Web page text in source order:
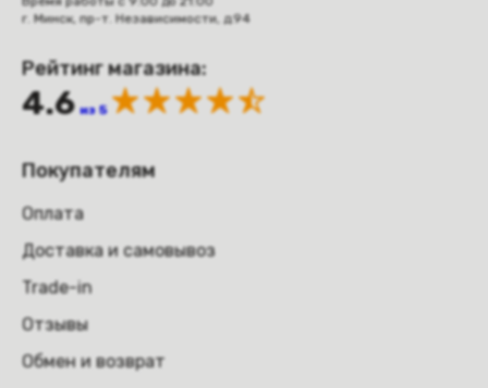
г. Минск, пр-т. Независимости, д.94
Рейтинг магазина:
4.6 из 5
Покупателям
Оплата
Доставка и самовывоз
Trade-in
Отзывы
Обмен и возврат